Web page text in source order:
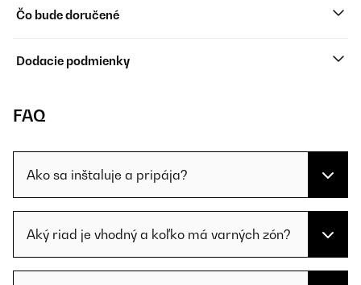
Čo bude doručené
Dodacie podmienky
FAQ
Ako sa inštaluje a pripája?
Aký riad je vhodný a koľko má varných zón?